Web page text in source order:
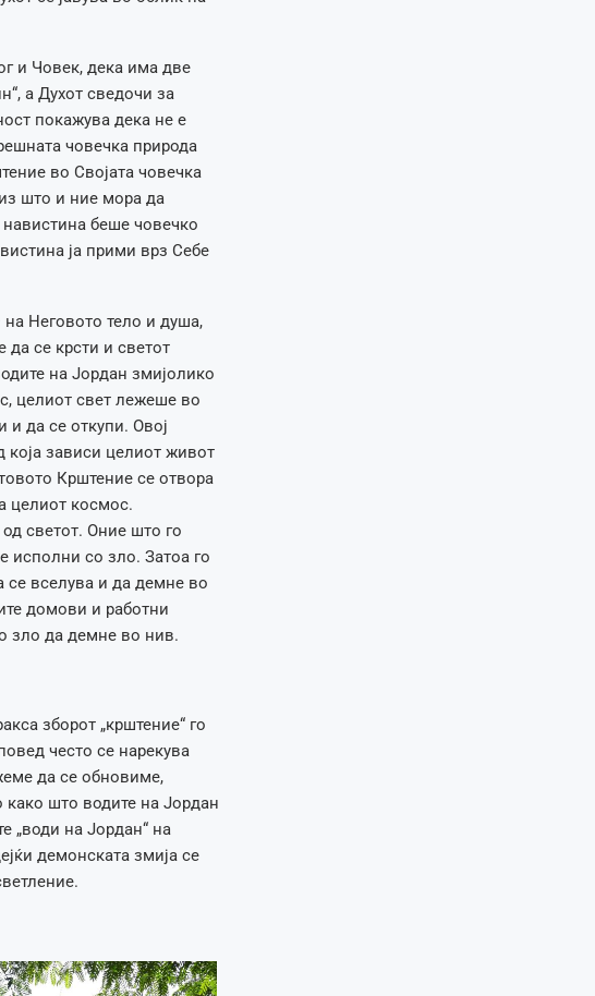
и Човек, дека има две
а Духот сведочи за
покажува дека не е
човечка природа
во Својата човечка
што и ние мора да
беше човечко
ја прими врз Себе
Неговото тело и душа,
се крсти и светот
на Јордан змијолико
целиот свет лежеше во
да се откупи. Овој
која зависи целиот живот
Крштение се отвора
целиот космос.
светот. Оние што го
исполни со зло. Затоа го
се вселува и да демне во
домови и работни
зло да демне во нив.
зборот „крштение“ го
често се нарекува
да се обновиме,
како што водите на Јордан
„води на Јордан“ на
демонската змија се